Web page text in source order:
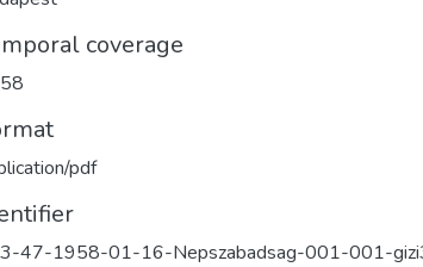
coverage
pdf
47-1958-01-16-Nepszabadsag-001-001-